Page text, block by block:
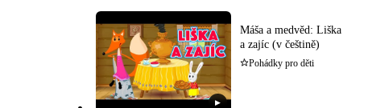
▶
Máša a medvěd: Liška
a zajíc (v češtině)
Pohádky pro děti